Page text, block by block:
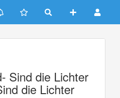
Sind die Lichter
die Lichter